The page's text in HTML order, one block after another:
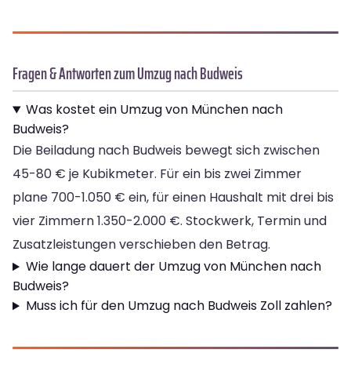
Fragen & Antworten zum Umzug nach Budweis
Was kostet ein Umzug von München nach
Budweis?
Die Beiladung nach Budweis bewegt sich zwischen
45-80 € je Kubikmeter. Für ein bis zwei Zimmer
plane 700-1.050 € ein, für einen Haushalt mit drei bis
vier Zimmern 1.350-2.000 €. Stockwerk, Termin und
Zusatzleistungen verschieben den Betrag.
Wie lange dauert der Umzug von München nach
Budweis?
Muss ich für den Umzug nach Budweis Zoll zahlen?